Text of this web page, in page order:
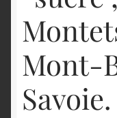
Mont-
Savoie.